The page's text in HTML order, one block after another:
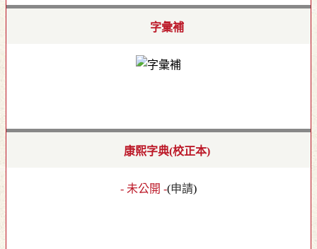
字彙補
康熙字典(校正本)
- 未公開 -(申請)